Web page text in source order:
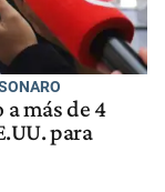
más de 4
para